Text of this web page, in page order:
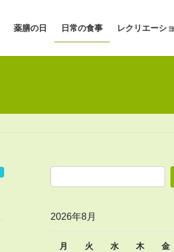
薬膳の日 日常の食事 レクリエーシ
2026年8月
月 火 水 木 金